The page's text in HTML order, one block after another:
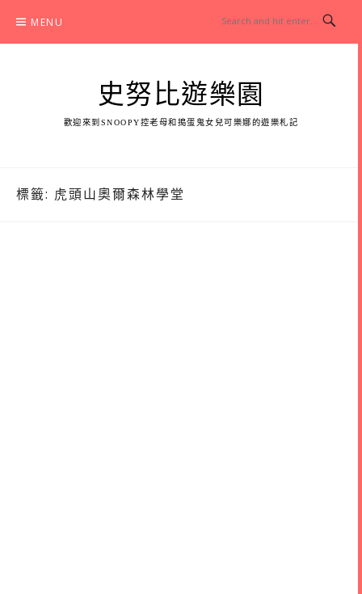
content
MENU
史努比遊樂園
歡迎來到SNOOPY控老母和搗蛋鬼女兒可樂娜的遊樂札記
標籤: 虎頭山奧爾森林學堂